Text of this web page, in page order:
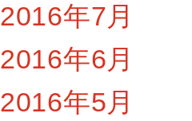
2016年7月
2016年6月
2016年5月